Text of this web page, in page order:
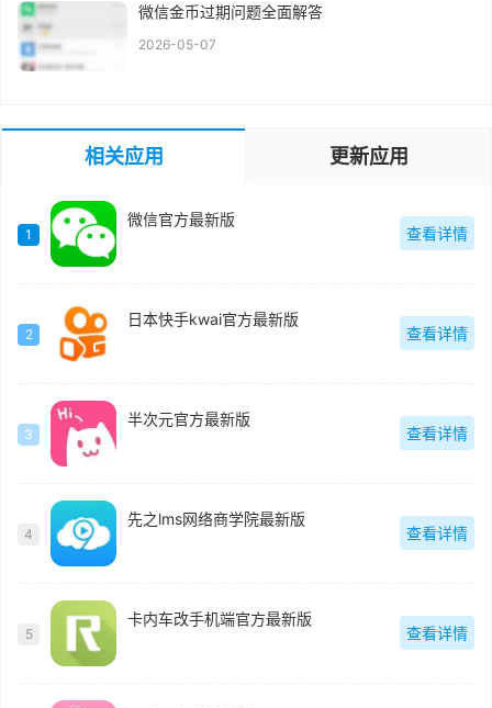
微信金币过期问题全面解答
2026-05-07
相关应用 更新应用
1
微信官方最新版
查看详情
2
日本快手kwai官方最新版
查看详情
3
半次元官方最新版
查看详情
4
先之lms网络商学院最新版
查看详情
5
卡内车改手机端官方最新版
查看详情